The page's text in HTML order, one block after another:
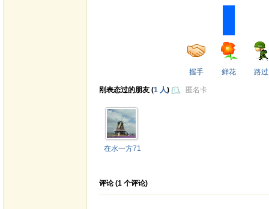
握手 鲜花 路过
刚表态过的朋友 (1 人) 匿名卡
在水一方716
评论 (1 个评论)